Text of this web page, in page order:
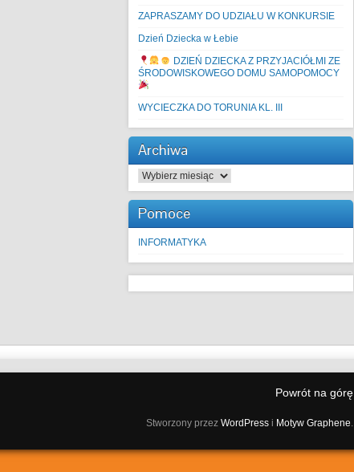
ZAPRASZAMY DO UDZIAŁU W KONKURSIE
Dzień Dziecka w Łebie
DZIEŃ DZIECKA Z PRZYJACIÓŁMI ZE
ŚRODOWISKOWEGO DOMU SAMOPOMOCY
WYCIECZKA DO TORUNIA KL. III
Archiwa
Archiwa
Pomoce
INFORMATYKA
Powrót na górę
Stworzony przez WordPress i Motyw Graphene